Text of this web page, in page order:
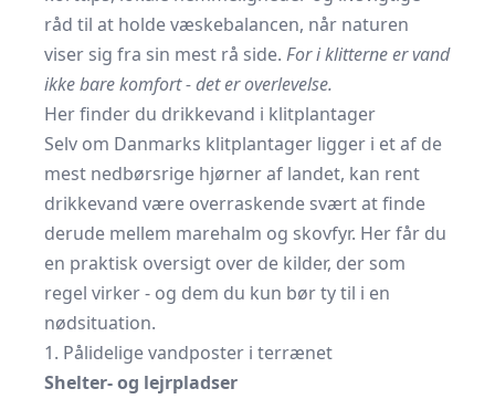
råd til at holde væskebalancen, når naturen
viser sig fra sin mest rå side. For i klitterne er vand
ikke bare komfort - det er overlevelse.
Her finder du drikkevand i klitplantager
Selv om Danmarks klitplantager ligger i et af de
mest nedbørsrige hjørner af landet, kan rent
drikkevand være overraskende svært at finde
derude mellem marehalm og skovfyr. Her får du
en praktisk oversigt over de kilder, der som
regel virker - og dem du kun bør ty til i en
nødsituation.
1. Pålidelige vandposter i terrænet
Shelter- og lejrpladser